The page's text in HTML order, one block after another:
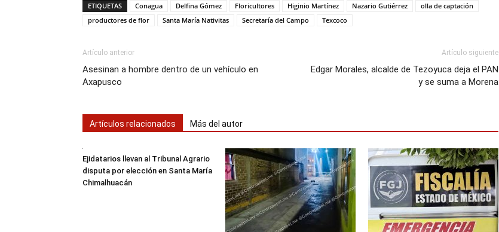
ETIQUETAS Conagua Delfina Gómez Floricultores Higinio Martínez Nazario Gutiérrez
olla de captación
productores de flor
Santa María Nativitas Secretaría del Campo Texcoco
Artículo anterior
Asesinan a hombre dentro de un vehículo en
Axapusco
Artículo siguiente
Edgar Morales, alcalde de Tezoyuca deja el PAN
y se suma a Morena
Artículos relacionados Más del autor
Ejidatarios llevan al Tribunal Agrario
disputa por elección en Santa María
Chimalhuacán